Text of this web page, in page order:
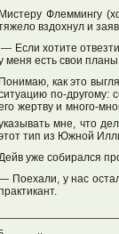
Мистеру Флеммингу
вздохнул и
— Если хотите
меня есть свои
Понимаю, как это
по-другому:
жертву и много-
мне, что
тип из Южной
уже собирался
Поехали, у нас